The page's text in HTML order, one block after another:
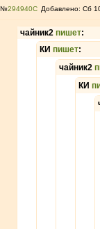
№294940 Добавлено: Сб
чайник2 пишет:
КИ пишет:
чайник2
КИ